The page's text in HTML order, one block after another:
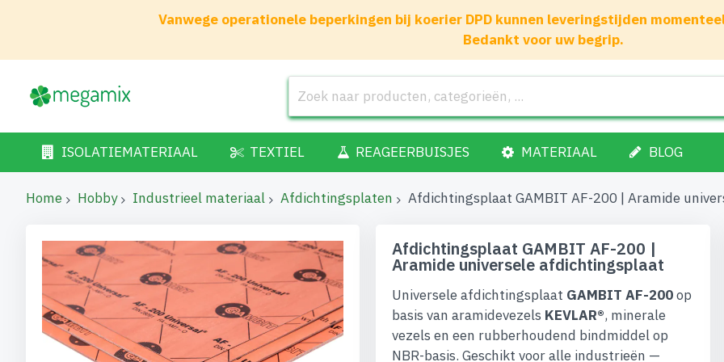
Vanwege operationele beperkingen bij koerier DPD kunnen leveringstijden
Bedankt voor uw begrip.
ISOLATIEMATERIAAL TEXTIEL REAGEERBUISJES MATERIAAL BLOG
Home Hobby Industrieel materiaal Afdichtingsplaten Afdichtingsplaat GAMBIT AF-200 | Aramide
naar
het
einde
van
Afdichtingsplaat GAMBIT AF-200 |
Aramide universele afdichtingsplaat
Universele afdichtingsplaat GAMBIT AF-200op
basis van aramidevezels KEVLAR®, minerale
vezels en een rubberhoudend bindmiddel op
NBR-basis. Geschikt voor alle industrieën —